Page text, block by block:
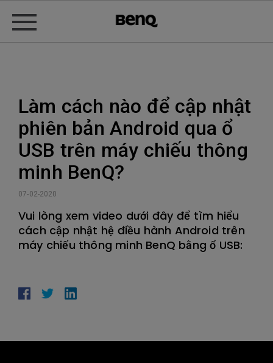
Làm cách nào để cập nhật
phiên bản Android qua ổ
USB trên máy chiếu thông
minh BenQ?
07-02-2020
Vui lòng xem video dưới đây để tìm hiểu
cách cập nhật hệ điều hành Android trên
máy chiếu thông minh BenQ bằng ổ USB: